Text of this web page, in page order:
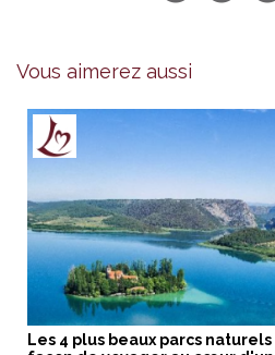
Vous aimerez aussi
Les 4 plus beaux parcs